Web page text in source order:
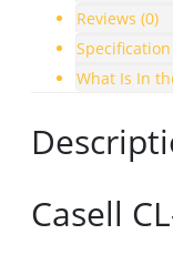
Reviews (0)
Specification
What Is In
Casell